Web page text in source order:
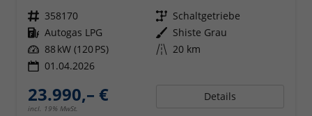
Fahrzeugnr. 358170 Getriebe Schaltgetriebe
Kraftstoff Autogas LPG Außenfarbe Shiste Grau
Leistung 88 kW (120 PS) Kilometerstand 20 km
01.04.2026
23.990,– €
incl. 19% MwSt.
Details